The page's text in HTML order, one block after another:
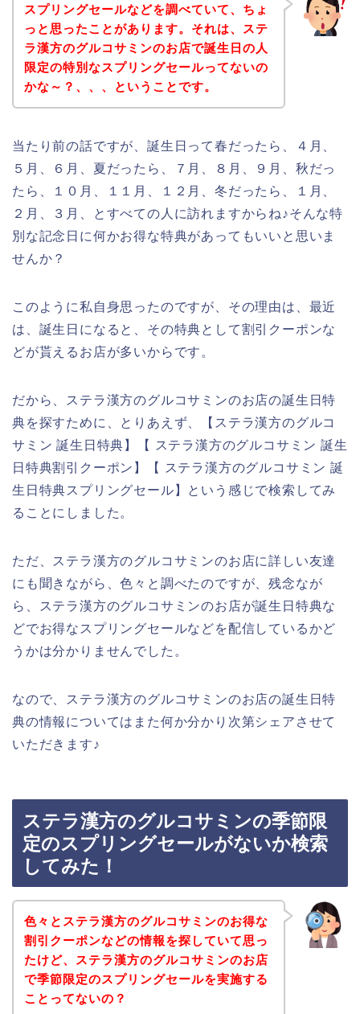
スプリングセールなどを調べていて、ちょ
っと思ったことがあります。それは、ステ
ラ漢方のグルコサミンのお店で誕生日の人
限定の特別なスプリングセールってないの
かな～？、、、ということです。
当たり前の話ですが、誕生日って春だったら、４月、
５月、６月、夏だったら、７月、８月、９月、秋だっ
たら、１０月、１１月、１２月、冬だったら、１月、
２月、３月、とすべての人に訪れますからね♪そんな特
別な記念日に何かお得な特典があってもいいと思いま
せんか？
このように私自身思ったのですが、その理由は、最近
は、誕生日になると、その特典として割引クーポンな
どが貰えるお店が多いからです。
だから、ステラ漢方のグルコサミンのお店の誕生日特
典を探すために、とりあえず、【ステラ漢方のグルコ
サミン 誕生日特典】【 ステラ漢方のグルコサミン 誕生
日特典割引クーポン】【 ステラ漢方のグルコサミン 誕
生日特典スプリングセール】という感じで検索してみ
ることにしました。
ただ、ステラ漢方のグルコサミンのお店に詳しい友達
にも聞きながら、色々と調べたのですが、残念なが
ら、ステラ漢方のグルコサミンのお店が誕生日特典な
どでお得なスプリングセールなどを配信しているかど
うかは分かりませんでした。
なので、ステラ漢方のグルコサミンのお店の誕生日特
典の情報についてはまた何か分かり次第シェアさせて
いただきます♪
ステラ漢方のグルコサミンの季節限
定のスプリングセールがないか検索
してみた！
色々とステラ漢方のグルコサミンのお得な
割引クーポンなどの情報を探していて思っ
たけど、ステラ漢方のグルコサミンのお店
で季節限定のスプリングセールを実施する
ことってないの？